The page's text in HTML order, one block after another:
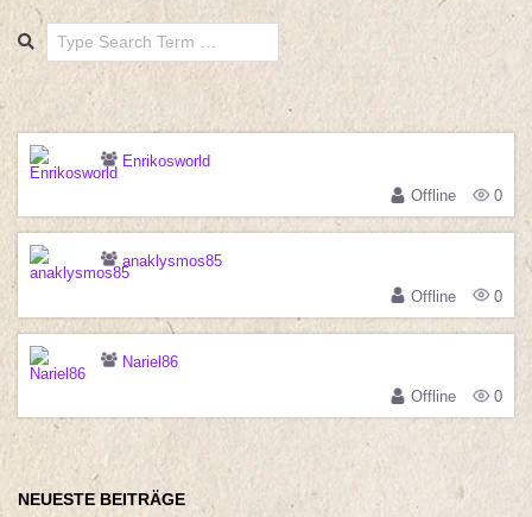
Search
Enrikosworld
Offline
0
anaklysmos85
Offline
0
Nariel86
Offline
0
NEUESTE BEITRÄGE